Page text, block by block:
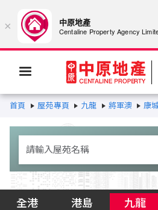
首頁 屋苑專頁 九龍 將軍澳 康
全港 港島 九龍
× 中原地產
Centaline Property Agency